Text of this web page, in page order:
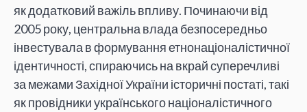
як додатковий важіль впливу. Починаючи від
2005 року, центральна влада безпосередньо
інвестувала в формування етнонаціоналістичної
ідентичності, спираючись на вкрай суперечливі
за межами Західної України історичні постаті, такі
як провідники українського націоналістичного